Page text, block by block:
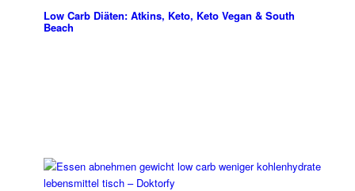
Low Carb Diäten: Atkins, Keto, Keto Vegan & South
Beach